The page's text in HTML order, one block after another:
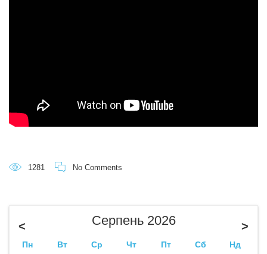
1281 No Comments
Серпень 2026 >
<
Пн Вт Ср Чт Пт Сб Нд